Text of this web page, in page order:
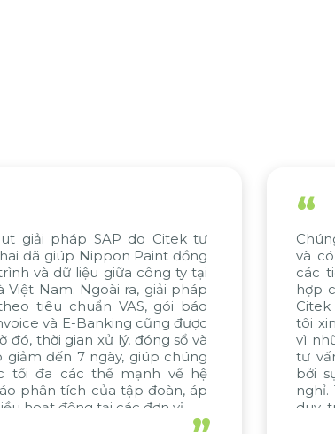
Chúng tôi rất hài lòng với tiến độ của dự án
và có niềm tin mạnh mẽ về việc đáp ứng
các tiêu chuẩn chất lượng. Sự nỗ lực phối
hợp của toàn đội ngũ, đặc biệt từ WBG và
Citek - là một minh chứng tiêu biểu. Chúng
tôi xin gửi lời cảm ơn chân thành đến Citek
vì những kỹ năng xuất sắc trong quá trình
tư vấn và triển khai dự án, được thúc đẩy
bởi sự cống hiến bền bỉ và không ngừng
nghỉ. Trong tương lai, chúng tôi hy vọng sẽ
duy trì mối quan hệ hợp tác hiệu quả này
với Citek trong các dự án sắp tới.